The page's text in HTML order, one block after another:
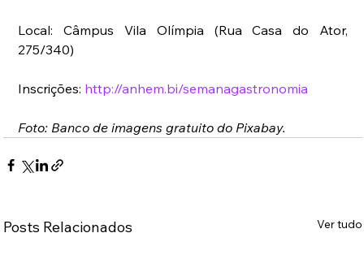
Local: Câmpus Vila Olímpia (Rua Casa do Ator,
275/340)
Inscrições: http://anhem.bi/semanagastronomia
Foto: Banco de imagens gratuito do Pixabay.
Posts Relacionados Ver tudo